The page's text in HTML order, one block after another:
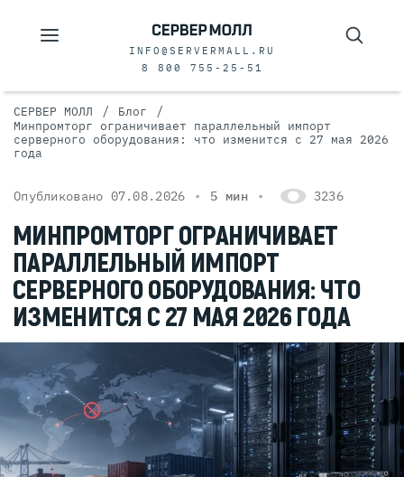
INFO@SERVERMALL.RU
8 800 755-25-51
СЕРВЕР МОЛЛ / Блог /
Минпромторг ограничивает параллельный импорт
серверного оборудования: что изменится с 27 мая 2026
года
Опубликовано 07.08.2026 5 мин 3236
МИНПРОМТОРГ ОГРАНИЧИВАЕТ
ПАРАЛЛЕЛЬНЫЙ ИМПОРТ
СЕРВЕРНОГО ОБОРУДОВАНИЯ: ЧТО
ИЗМЕНИТСЯ С 27 МАЯ 2026 ГОДА